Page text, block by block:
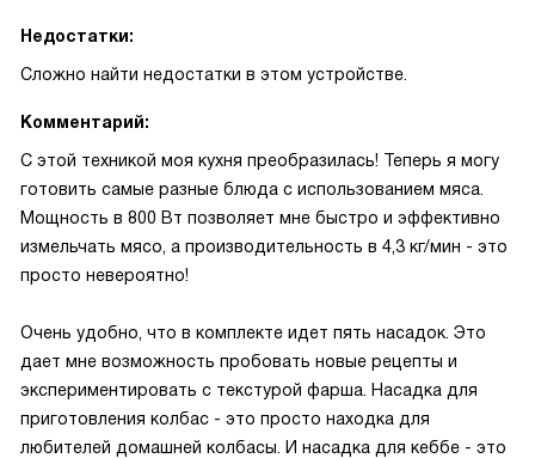
Недостатки:
Сложно найти недостатки в этом устройстве.
Комментарий:
С этой техникой моя кухня преобразилась! Теперь я могу
готовить самые разные блюда с использованием мяса.
Мощность в 800 Вт позволяет мне быстро и эффективно
измельчать мясо, а производительность в 4,3 кг/мин - это
просто невероятно!
Очень удобно, что в комплекте идет пять насадок. Это
дает мне возможность пробовать новые рецепты и
экспериментировать с текстурой фарша. Насадка для
приготовления колбас - это просто находка для
любителей домашней колбасы. И насадка для кеббе - это